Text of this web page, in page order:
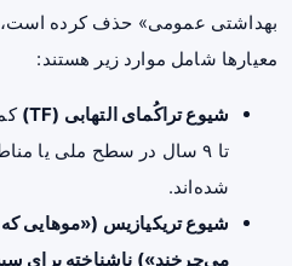
بهداشتی عمومی» حذف کرده است،
معیارها شامل موارد زیر هستند:
شیوع تراکُمای التهابی (TF)
تا ۹ سال در سطح ملی یا
شده‌اند.
شیوع تریکیازیس («موهایی
می‌چرخند») ناشناخته برای